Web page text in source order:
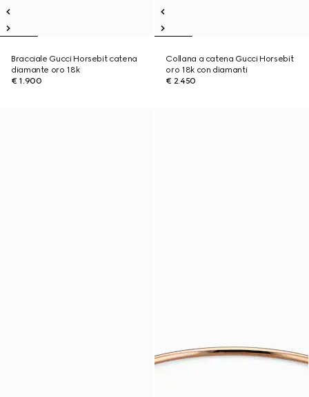
Bracciale Gucci Horsebit catena
diamante oro 18k
€ 1.900
Collana a catena Gucci Horsebit
oro 18k con diamanti
€ 2.450